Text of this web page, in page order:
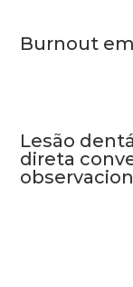
Burnout
Lesão
direta